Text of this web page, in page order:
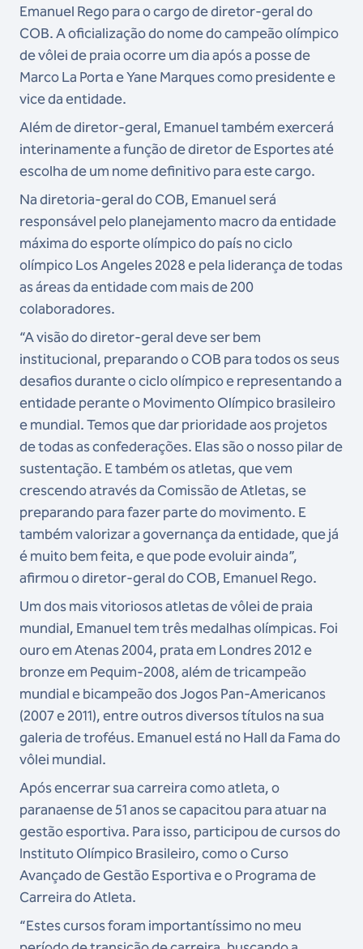
Emanuel Rego para o cargo de diretor-geral do
COB. A oficialização do nome do campeão olímpico
de vôlei de praia ocorre um dia após a posse de
Marco La Porta e Yane Marques como presidente e
vice da entidade.
Além de diretor-geral, Emanuel também exercerá
interinamente a função de diretor de Esportes até
escolha de um nome definitivo para este cargo.
Na diretoria-geral do COB, Emanuel será
responsável pelo planejamento macro da entidade
máxima do esporte olímpico do país no ciclo
olímpico Los Angeles 2028 e pela liderança de todas
as áreas da entidade com mais de 200
colaboradores.
“A visão do diretor-geral deve ser bem
institucional, preparando o COB para todos os seus
desafios durante o ciclo olímpico e representando a
entidade perante o Movimento Olímpico brasileiro
e mundial. Temos que dar prioridade aos projetos
de todas as confederações. Elas são o nosso pilar de
sustentação. E também os atletas, que vem
crescendo através da Comissão de Atletas, se
preparando para fazer parte do movimento. E
também valorizar a governança da entidade, que já
é muito bem feita, e que pode evoluir ainda”,
afirmou o diretor-geral do COB, Emanuel Rego.
Um dos mais vitoriosos atletas de vôlei de praia
mundial, Emanuel tem três medalhas olímpicas. Foi
ouro em Atenas 2004, prata em Londres 2012 e
bronze em Pequim-2008, além de tricampeão
mundial e bicampeão dos Jogos Pan-Americanos
(2007 e 2011), entre outros diversos títulos na sua
galeria de troféus. Emanuel está no Hall da Fama do
vôlei mundial.
Após encerrar sua carreira como atleta, o
paranaense de 51 anos se capacitou para atuar na
gestão esportiva. Para isso, participou de cursos do
Instituto Olímpico Brasileiro, como o Curso
Avançado de Gestão Esportiva e o Programa de
Carreira do Atleta.
“Estes cursos foram importantíssimo no meu